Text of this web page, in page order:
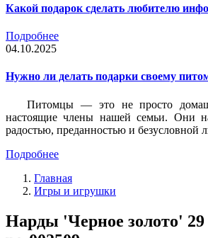
Какой подарок сделать любителю
Подробнее
04.10.2025
Нужно ли делать подарки своему
Питомцы — это не просто
настоящие члены нашей семьи. Они
радостью, преданностью и безусловной
Подробнее
Главная
Игры и игрушки
Нарды 'Черное золото'